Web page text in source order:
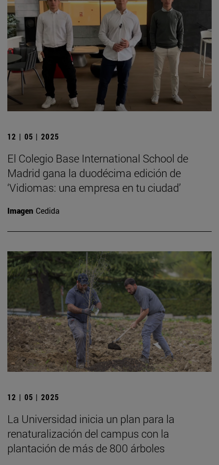
12 | 05 | 2025
El Colegio Base International School de
Madrid gana la duodécima edición de
‘Vidiomas: una empresa en tu ciudad’
Imagen Cedida
12 | 05 | 2025
La Universidad inicia un plan para la
renaturalización del campus con la
plantación de más de 800 árboles